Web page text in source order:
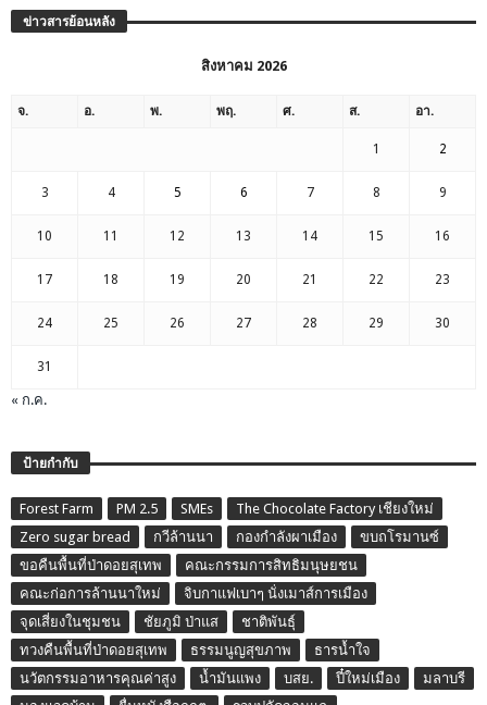
ข่าวสารย้อนหลัง
สิงหาคม 2026
จ. อ. พ. พฤ. ศ. ส. อา.
1 2
3 4 5 6 7 8 9
10 11 12 13 14 15 16
17 18 19 20 21 22 23
24 25 26 27 28 29 30
31
« ก.ค.
ป้ายกำกับ
Forest Farm PM 2.5 SMEs
The Chocolate Factory เชียงใหม่
Zero sugar bread
กวีล้านนา กองกำลังผาเมือง
ขบถโรมานซ์
ขอคืนพื้นที่ป่าดอยสุเทพ
คณะกรรมการสิทธิมนุษยชน
คณะก่อการล้านนาใหม่
จิบกาแฟเบาๆ นั่งเมาส์การเมือง
จุดเสี่ยงในชุมชน
ชัยภูมิ ป่าแส
ชาติพันธุ์
ทวงคืนพื้นที่ป่าดอยสุเทพ
ธรรมนูญสุขภาพ
ธารน้ำใจ
นวัตกรรมอาหารคุณค่าสูง
น้ำมันแพง บสย. ปี๋ใหม่เมือง
มลาบรี